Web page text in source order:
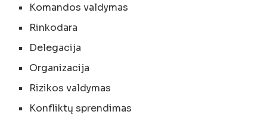
Komandos valdymas
Rinkodara
Delegacija
Organizacija
Rizikos valdymas
Konfliktų sprendimas